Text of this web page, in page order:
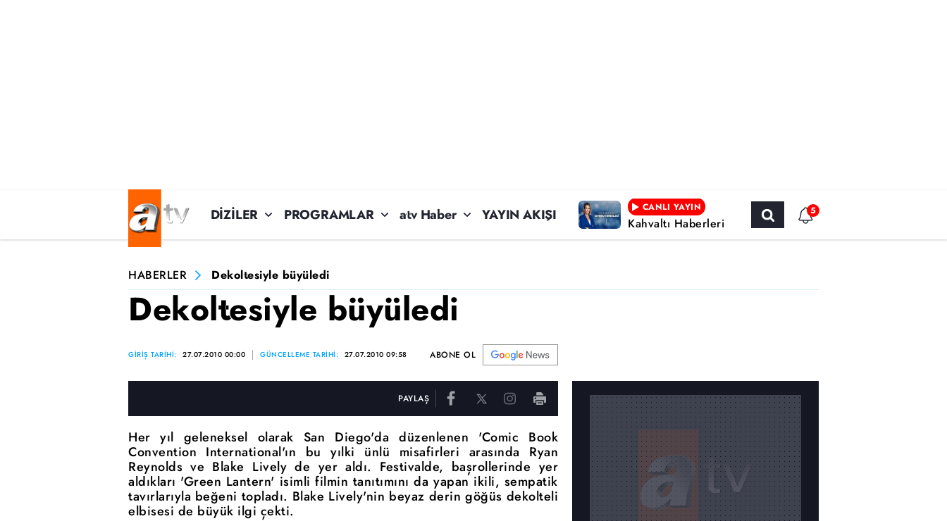
DİZİLER PROGRAMLAR atv Haber YAYIN AKIŞI CANLI YAYIN
Kahvaltı Haberleri
5
HABERLER Dekoltesiyle büyüledi
Dekoltesiyle büyüledi
GİRİŞ TARİHİ: 27.07.2010 00:00 GÜNCELLEME TARİHİ: 27.07.2010 09:58 ABONE OL
PAYLAŞ
Her yıl geleneksel olarak San Diego'da düzenlenen 'Comic Book
Convention International'ın bu yılki ünlü misafirleri arasında Ryan
Reynolds ve Blake Lively de yer aldı. Festivalde, başrollerinde yer
aldıkları 'Green Lantern' isimli filmin tanıtımını da yapan ikili, sempatik
tavırlarıyla beğeni topladı. Blake Lively'nin beyaz derin göğüs dekolteli
elbisesi de büyük ilgi çekti.